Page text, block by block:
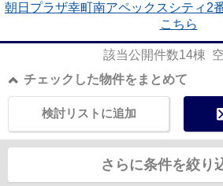
朝日プラザ幸町南アペックスシティ2
こちら
該当公開件数14棟
チェックした物件をまとめて
検討リストに追加
さらに条件を絞り